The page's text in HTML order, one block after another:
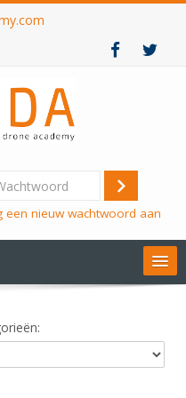
Login
nieuw wachtwoord aan